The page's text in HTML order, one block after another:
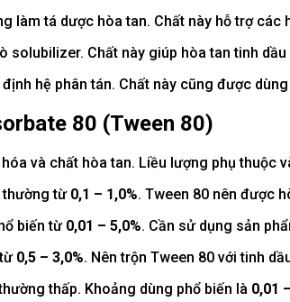
làm tá dược hòa tan. Chất này hỗ trợ
solubilizer. Chất này giúp hòa tan tinh
hệ phân tán. Chất này cũng được
80 (Tween 80)
và chất hòa tan. Liều lượng phụ thuộc
thường từ 0,1 – 1,0%. Tween 80 nên được
biến từ 0,01 – 5,0%. Cần sử dụng sản
0,5 – 3,0%. Nên trộn Tween 80 với tinh
thấp. Khoảng dùng phổ biến là 0,01